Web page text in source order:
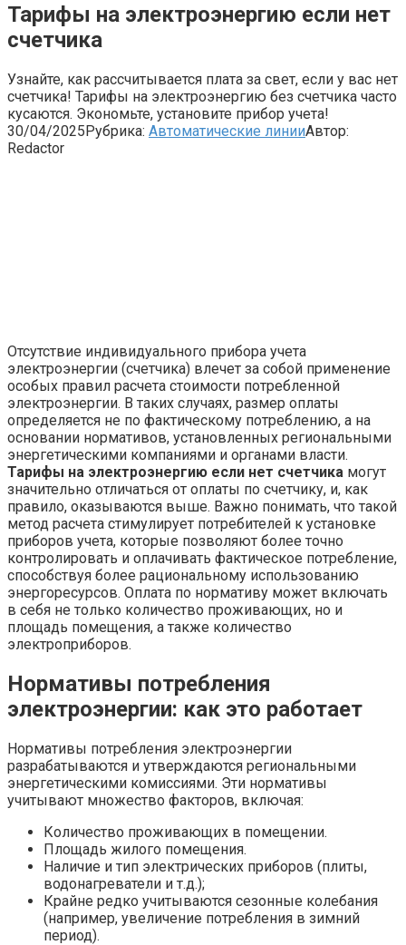
Тарифы на электроэнергию если нет
счетчика
Узнайте, как рассчитывается плата за свет, если у вас нет
счетчика! Тарифы на электроэнергию без счетчика часто
кусаются. Экономьте, установите прибор учета!
30/04/2025Рубрика: Автоматические линииАвтор:
Redactor
Отсутствие индивидуального прибора учета
электроэнергии (счетчика) влечет за собой применение
особых правил расчета стоимости потребленной
электроэнергии. В таких случаях, размер оплаты
определяется не по фактическому потреблению, а на
основании нормативов, установленных региональными
энергетическими компаниями и органами власти.
Тарифы на электроэнергию если нет счетчика могут
значительно отличаться от оплаты по счетчику, и, как
правило, оказываются выше. Важно понимать, что такой
метод расчета стимулирует потребителей к установке
приборов учета, которые позволяют более точно
контролировать и оплачивать фактическое потребление,
способствуя более рациональному использованию
энергоресурсов. Оплата по нормативу может включать
в себя не только количество проживающих, но и
площадь помещения, а также количество
электроприборов.
Нормативы потребления
электроэнергии: как это работает
Нормативы потребления электроэнергии
разрабатываются и утверждаются региональными
энергетическими комиссиями. Эти нормативы
учитывают множество факторов, включая:
Количество проживающих в помещении.
Площадь жилого помещения.
Наличие и тип электрических приборов (плиты,
водонагреватели и т.д.);
Крайне редко учитываются сезонные колебания
(например, увеличение потребления в зимний
период).